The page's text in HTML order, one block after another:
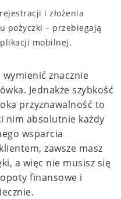
i złożenia
pożyczki – przebiegają
mobilnej.
wymienić znacznie
Jednakże szybkość
przyznawalność to
nim absolutnie każdy
wsparcia
zawsze masz
a więc nie musisz się
finansowe i